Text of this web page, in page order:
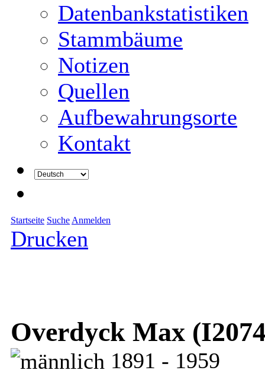
Datenbankstatistiken
Stammbäume
Notizen
Quellen
Aufbewahrungsorte
Kontakt
Startseite Suche Anmelden
Drucken
Overdyck Max
1891 - 1959